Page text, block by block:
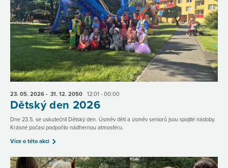
23. 05. 2026 - 31. 12. 2050 12:01 - 00:00
Dětský den 2026
Dne 23.5. se uskutečnil Dětský den. Úsměv dětí a úsměv seniorů jsou spojité nádoby.
Krásné počasí podpořilo nádhernou atmosféru.
Více o této akci